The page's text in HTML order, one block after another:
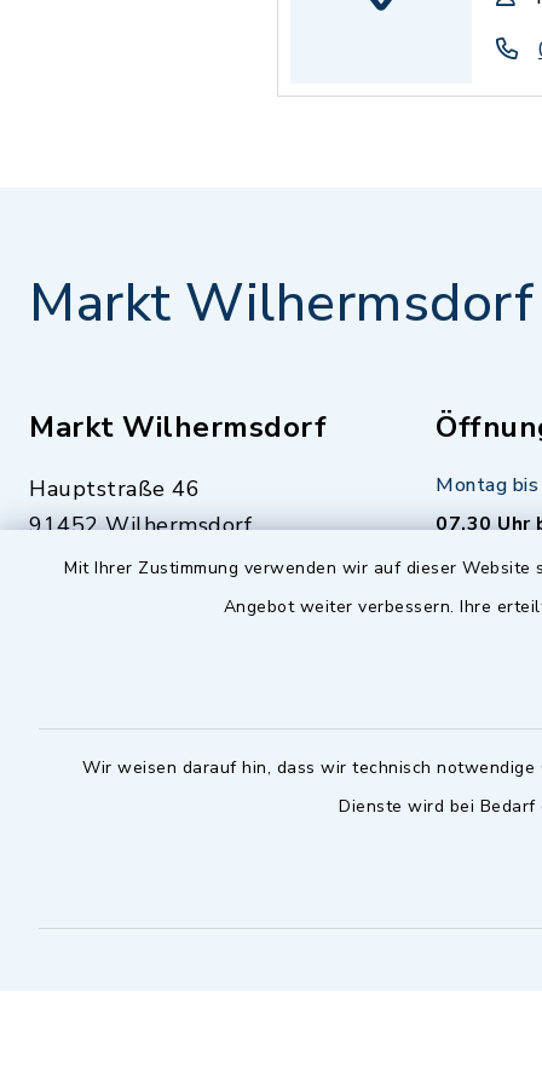
Mit Ihrer Zustimmung verwenden wir auf dieser
Angebot weiter verbessern. Ihre
Wir weisen darauf hin, dass wir technisch
Dienste wird bei
Markt Wilhermsdorf
Markt Wilhermsdorf
Hauptstraße 46
91452 Wilhermsdorf
09102 9958-0
09102 9958-111
Notfallnummer Bauhof
0151 57140232
Montag
07.30 Uhr
Dienstag
16.30 bis
möglich -